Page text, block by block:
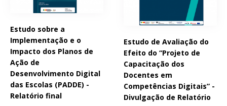
Estudo sobre a
Implementação e o
Impacto dos Planos de
Ação de
Desenvolvimento Digital
das Escolas (PADDE) -
Relatório final
Estudo de Avaliação do
Efeito do “Projeto de
Capacitação dos
Docentes em
Competências Digitais” -
Divulgação de Relatório